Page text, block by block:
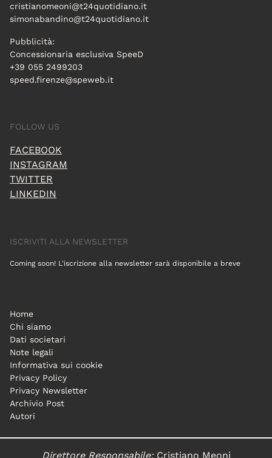
cristianomeoni@t24quotidiano.it
simonabandino@t24quotidiano.it
Pubblicità:
Concessionaria esclusiva SpeeD
+39 055 2499203
speed.firenze@speweb.it
FOLLOW US
FACEBOOK
INSTAGRAM
TWITTER
LINKEDIN
ISCRIVITI ALLA NEWSLETTER
Coming soon! L'iscrizione alla newsletter sarà disponibile a breve
Home
Chi siamo
Dati societari
Note legali
Informativa sui cookie
Privacy Policy
Privacy Newsletter
Archivio Post
Autori
Direttore Responsabile:Cristiano Meoni